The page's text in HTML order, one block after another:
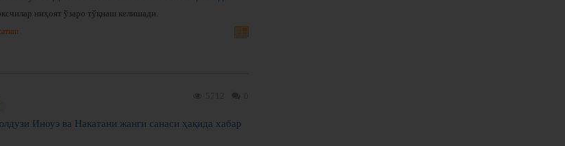
ниҳоят ўзаро тўқнаш келишади.
Иноуэ ва Накатани жанги санаси ҳақида хабар